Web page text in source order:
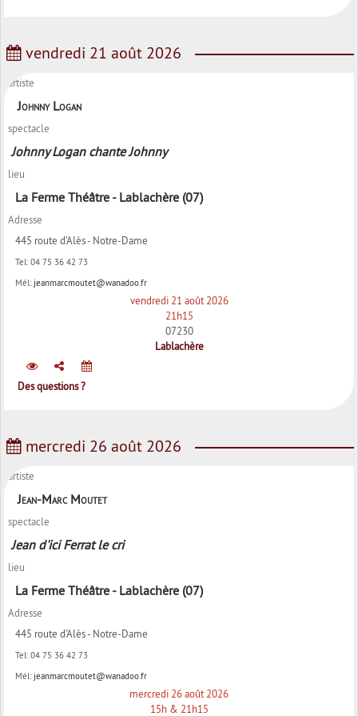
vendredi 21 août 2026
artiste
Johnny Logan
spectacle
Johnny Logan chante Johnny
lieu
La Ferme Théâtre - Lablachère (07)
Adresse
445 route d'Alès - Notre-Dame
Tel: 04 75 36 42 73
Mél: jeanmarcmoutet@wanadoo.fr
vendredi 21 août 2026
21h15
07230
Lablachère
Des questions ?
mercredi 26 août 2026
artiste
Jean-Marc Moutet
spectacle
Jean d'ici Ferrat le cri
lieu
La Ferme Théâtre - Lablachère (07)
Adresse
445 route d'Alès - Notre-Dame
Tel: 04 75 36 42 73
Mél: jeanmarcmoutet@wanadoo.fr
mercredi 26 août 2026
15h & 21h15